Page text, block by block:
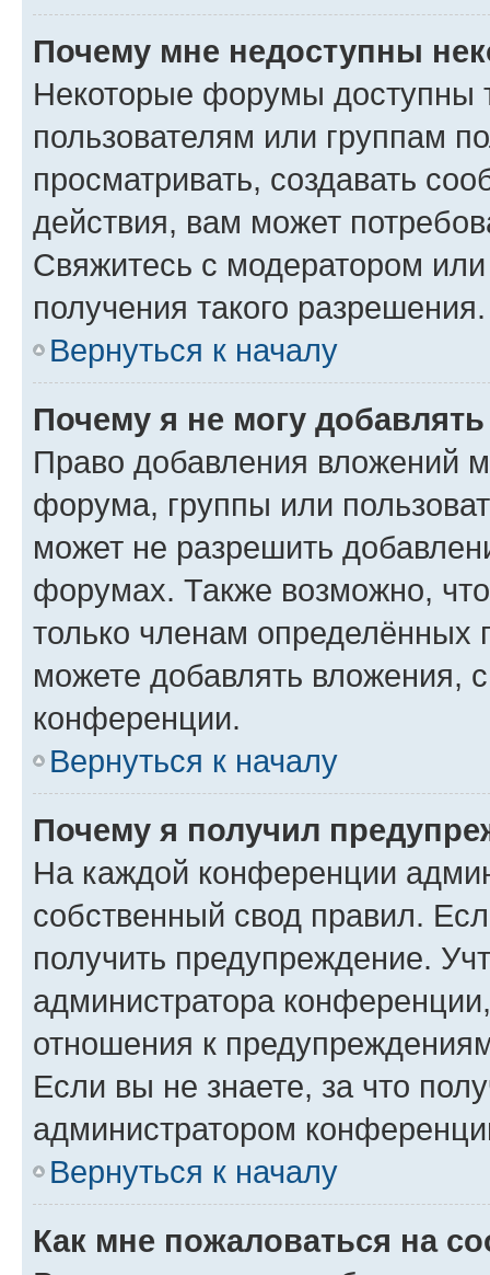
Почему мне недоступны
Некоторые форумы доступны
пользователям или группам
просматривать, создавать
действия, вам может
Свяжитесь с модератором
получения такого разрешения.
Вернуться к началу
Почему я не могу
Право добавления вложений
форума, группы или
может не разрешить
форумах. Также возможно,
только членам определённых
можете добавлять вложения,
конференции.
Вернуться к началу
Почему я получил
На каждой конференции
собственный свод правил.
получить предупреждение.
администратора
отношения к
Если вы не знаете, за что
администратором
Вернуться к началу
Как мне пожаловаться на